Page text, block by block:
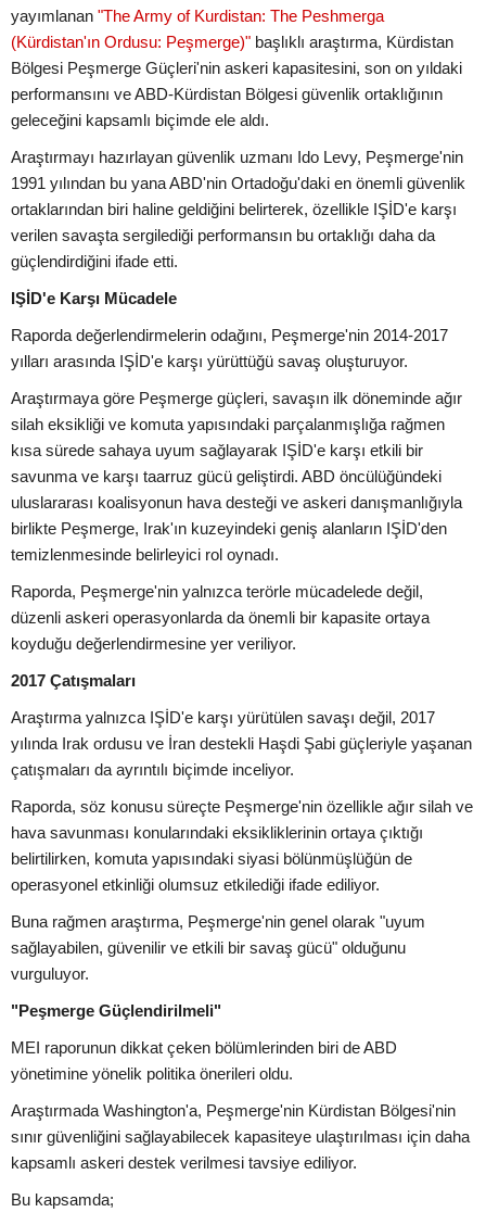
yayımlanan "The Army of Kurdistan: The Peshmerga
(Kürdistan'ın Ordusu: Peşmerge)" başlıklı araştırma, Kürdistan
Bölgesi Peşmerge Güçleri'nin askeri kapasitesini, son on yıldaki
performansını ve ABD-Kürdistan Bölgesi güvenlik ortaklığının
geleceğini kapsamlı biçimde ele aldı.
Araştırmayı hazırlayan güvenlik uzmanı Ido Levy, Peşmerge'nin
1991 yılından bu yana ABD'nin Ortadoğu'daki en önemli güvenlik
ortaklarından biri haline geldiğini belirterek, özellikle IŞİD'e karşı
verilen savaşta sergilediği performansın bu ortaklığı daha da
güçlendirdiğini ifade etti.
IŞİD'e Karşı Mücadele
Raporda değerlendirmelerin odağını, Peşmerge'nin 2014-2017
yılları arasında IŞİD'e karşı yürüttüğü savaş oluşturuyor.
Araştırmaya göre Peşmerge güçleri, savaşın ilk döneminde ağır
silah eksikliği ve komuta yapısındaki parçalanmışlığa rağmen
kısa sürede sahaya uyum sağlayarak IŞİD'e karşı etkili bir
savunma ve karşı taarruz gücü geliştirdi. ABD öncülüğündeki
uluslararası koalisyonun hava desteği ve askeri danışmanlığıyla
birlikte Peşmerge, Irak'ın kuzeyindeki geniş alanların IŞİD'den
temizlenmesinde belirleyici rol oynadı.
Raporda, Peşmerge'nin yalnızca terörle mücadelede değil,
düzenli askeri operasyonlarda da önemli bir kapasite ortaya
koyduğu değerlendirmesine yer veriliyor.
2017 Çatışmaları
Araştırma yalnızca IŞİD'e karşı yürütülen savaşı değil, 2017
yılında Irak ordusu ve İran destekli Haşdi Şabi güçleriyle yaşanan
çatışmaları da ayrıntılı biçimde inceliyor.
Raporda, söz konusu süreçte Peşmerge'nin özellikle ağır silah ve
hava savunması konularındaki eksikliklerinin ortaya çıktığı
belirtilirken, komuta yapısındaki siyasi bölünmüşlüğün de
operasyonel etkinliği olumsuz etkilediği ifade ediliyor.
Buna rağmen araştırma, Peşmerge'nin genel olarak "uyum
sağlayabilen, güvenilir ve etkili bir savaş gücü" olduğunu
vurguluyor.
"Peşmerge Güçlendirilmeli"
MEI raporunun dikkat çeken bölümlerinden biri de ABD
yönetimine yönelik politika önerileri oldu.
Araştırmada Washington'a, Peşmerge'nin Kürdistan Bölgesi'nin
sınır güvenliğini sağlayabilecek kapasiteye ulaştırılması için daha
kapsamlı askeri destek verilmesi tavsiye ediliyor.
Bu kapsamda;